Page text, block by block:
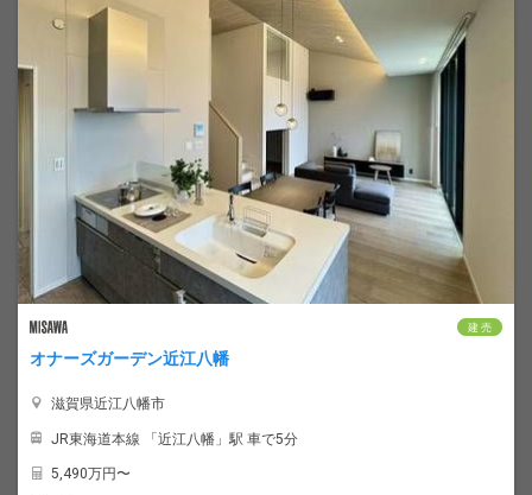
建 売
オナーズガーデン近江八幡
滋賀県近江八幡市
JR東海道本線 「近江八幡」駅 車で5分
5,490万円〜